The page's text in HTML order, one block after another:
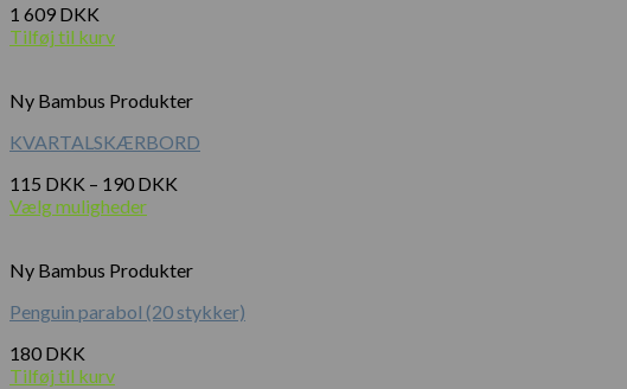
1 609 DKK
Tilføj til kurv
Ny Bambus Produkter
KVARTALSKÆRBORD
115 DKK – 190 DKK
Vælg muligheder
Ny Bambus Produkter
Penguin parabol (20 stykker)
180 DKK
Tilføj til kurv